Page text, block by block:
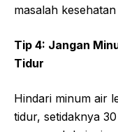
masalah
Tip 4: Jangan
Tidur
Hindari minum air
tidur, setidaknya